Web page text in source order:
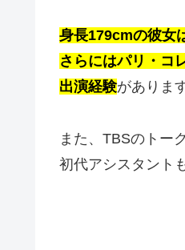
身長179cmの彼女
さらにはパリ・コ
出演経験がありま
また、TBSのトー
初代アシスタント